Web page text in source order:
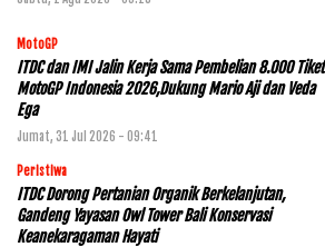
MotoGP
ITDC dan IMI Jalin Kerja Sama Pembelian 8.000 Tiket
MotoGP Indonesia 2026,Dukung Mario Aji dan Veda
Ega
Jumat, 31 Jul 2026 - 09:41
Peristiwa
ITDC Dorong Pertanian Organik Berkelanjutan,
Gandeng Yayasan Owl Tower Bali Konservasi
Keanekaragaman Hayati